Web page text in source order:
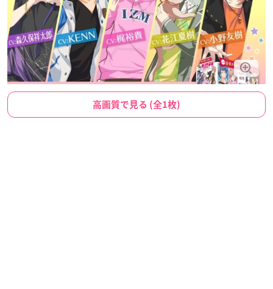
高画質で見る (全1枚)